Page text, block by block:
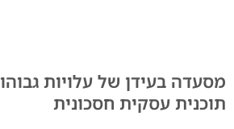
מסעדה בעידן של עלויות
תוכנית עסקית חסכונית